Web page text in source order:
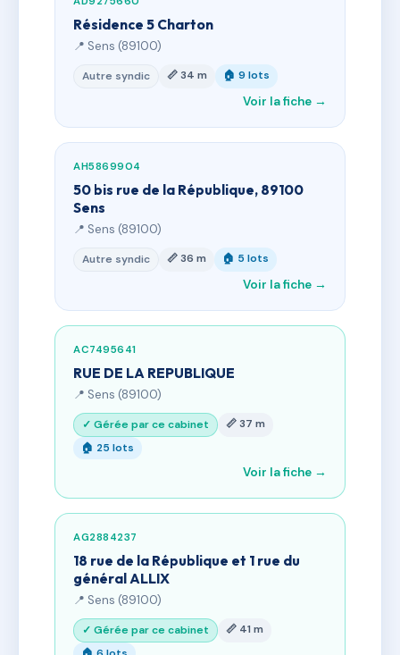
Résidence 5 Charton
📍 Sens (89100)
Autre syndic 📏 34 m 🏠 9 lots
Voir la fiche →
AH5869904
50 bis rue de la République, 89100
Sens
📍 Sens (89100)
Autre syndic 📏 36 m 🏠 5 lots
Voir la fiche →
AC7495641
RUE DE LA REPUBLIQUE
📍 Sens (89100)
✓ Gérée par ce cabinet
📏 37 m
🏠 25 lots
Voir la fiche →
AG2884237
18 rue de la République et 1 rue du
général ALLIX
📍 Sens (89100)
✓ Gérée par ce cabinet
📏 41 m